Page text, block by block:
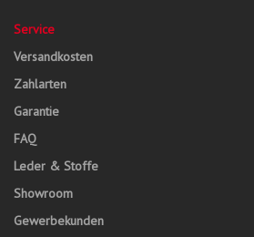
Service
Versandkosten
Zahlarten
Garantie
FAQ
Leder & Stoffe
Showroom
Gewerbekunden